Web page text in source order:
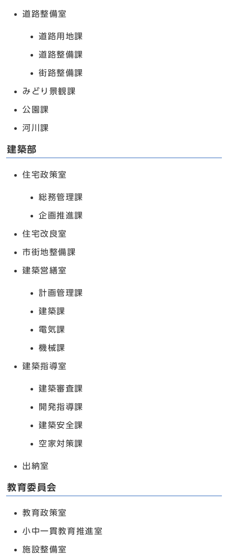
道路整備室
道路用地課
道路整備課
街路整備課
みどり景観課
公園課
河川課
建築部
住宅政策室
総務管理課
企画推進課
住宅改良室
市街地整備課
建築営繕室
計画管理課
建築課
電気課
機械課
建築指導室
建築審査課
開発指導課
建築安全課
空家対策課
出納室
教育委員会
教育政策室
小中一貫教育推進室
施設整備室